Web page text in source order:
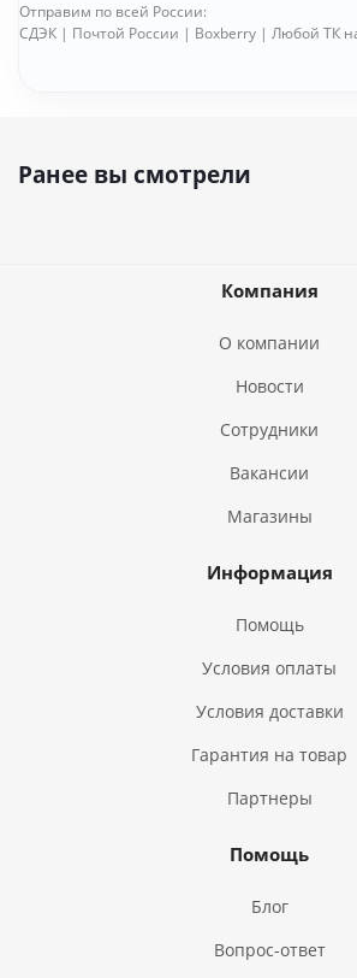
Отправим по всей России:
СДЭК | Почтой России | Boxberry | Любой ТК
Ранее вы смотрели
Компания
О компании
Новости
Сотрудники
Вакансии
Магазины
Информация
Помощь
Условия оплаты
Условия доставки
Гарантия на товар
Партнеры
Помощь
Блог
Вопрос-ответ